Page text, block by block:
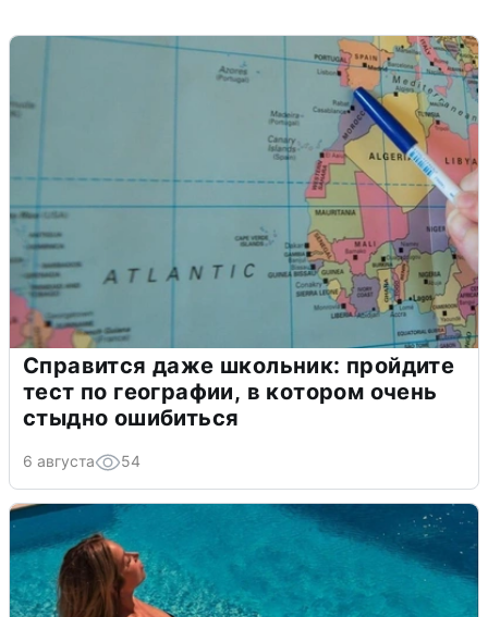
Справится даже школьник: пройдите
тест по географии, в котором очень
стыдно ошибиться
6 августа 54